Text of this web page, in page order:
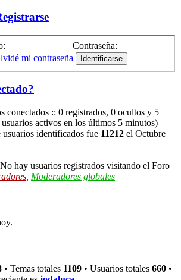
Contraseña:
mi contraseña
conectados :: 0 registrados, 0 ocultos y 5
activos en los últimos 5 minutos)
identificados fue 11212 el Octubre
hay usuarios registrados visitando el Foro
Moderadores globales
• Temas totales 1109 • Usuarios totales 660 •